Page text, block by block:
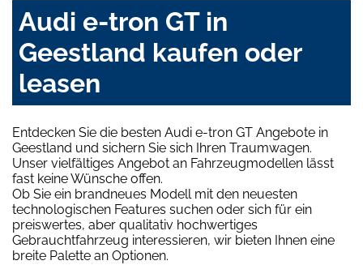
Audi e-tron GT in
Geestland kaufen oder
leasen
Entdecken Sie die besten Audi e-tron GT Angebote in
Geestland und sichern Sie sich Ihren Traumwagen.
Unser vielfältiges Angebot an Fahrzeugmodellen lässt
fast keine Wünsche offen.
Ob Sie ein brandneues Modell mit den neuesten
technologischen Features suchen oder sich für ein
preiswertes, aber qualitativ hochwertiges
Gebrauchtfahrzeug interessieren, wir bieten Ihnen eine
breite Palette an Optionen.